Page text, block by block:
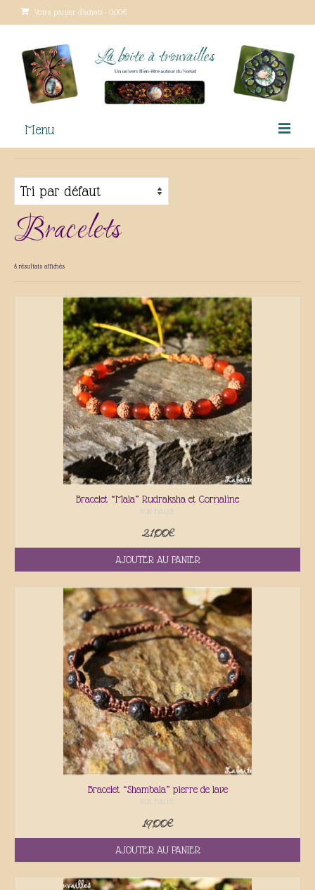
Votre panier d'achats - 0,00€
Menu
Qui suis-je ?
Lieux de vente
Tutoriels gratuits
Contact
Actualités
Bracelets
8 résultats affichés
Bracelet “Mala” Rudraksha et Cornaline
NON ÉVALUÉ
21,00€
AJOUTER AU PANIER
Bracelet “Shambala” pierre de lave
NON ÉVALUÉ
19,00€
AJOUTER AU PANIER